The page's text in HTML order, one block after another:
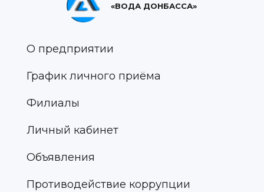
«ВОДА ДОНБАССА»
О предприятии
График личного приёма
Филиалы
Личный кабинет
Объявления
Противодействие коррупции